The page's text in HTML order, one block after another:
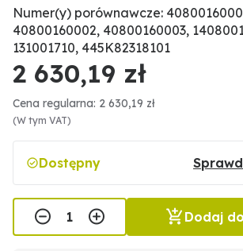
Numer(y) porównawcze:
40800160002, 40800160003,
131001710, 445K82318101
2 630,19 zł
Cena regularna: 2 630,19 zł
(W tym VAT)
Dostępny
Dodaj